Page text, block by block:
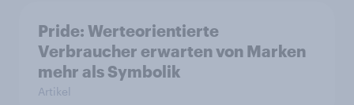
Pride: Werteorientierte
Verbraucher erwarten von Marken
mehr als Symbolik
Artikel